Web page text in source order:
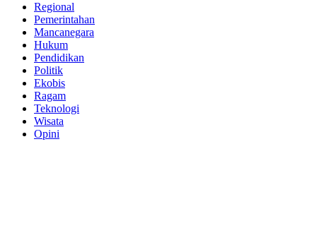
Regional
Pemerintahan
Mancanegara
Hukum
Pendidikan
Politik
Ekobis
Ragam
Teknologi
Wisata
Opini